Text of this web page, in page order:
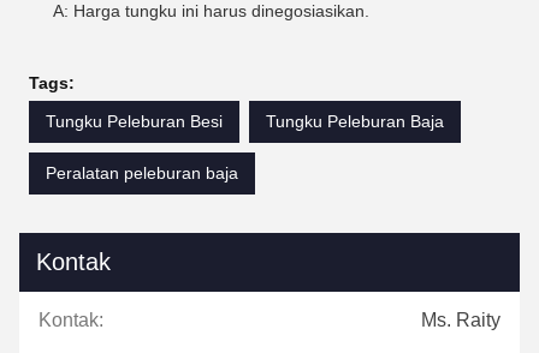
A: Harga tungku ini harus dinegosiasikan.
Tags:
Tungku Peleburan Besi
Tungku Peleburan Baja
Peralatan peleburan baja
Kontak
Kontak: Ms. Raity